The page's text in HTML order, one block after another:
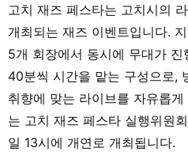
고치 재즈 페스타는 고치시의
개최되는 재즈 이벤트입니다.
5개 회장에서 동시에 무대가
40분씩 시간을 맡는 구성으로,
취향에 맞는 라이브를 자유롭
는 고치 재즈 페스타 실행위원
일 13시에 개연로 개최됩니다.